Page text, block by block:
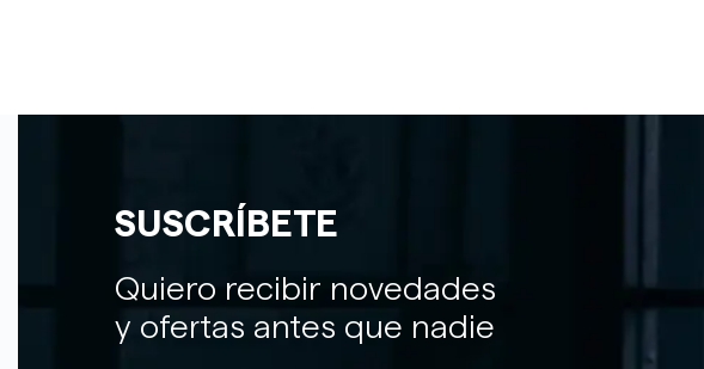
SUSCRÍBETE
Quiero recibir novedades
y ofertas antes que nadie